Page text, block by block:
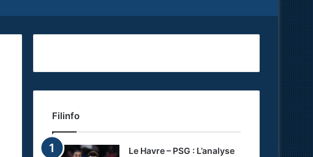
Filinfo
Le Havre – PSG : L’analyse